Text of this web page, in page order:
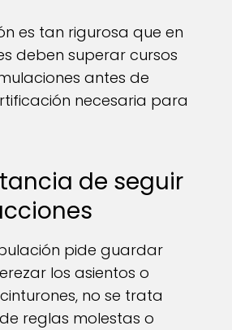
es tan rigurosa que en
deben superar cursos
antes de
necesaria para
de seguir
pide guardar
los asientos o
no se trata
reglas molestas o